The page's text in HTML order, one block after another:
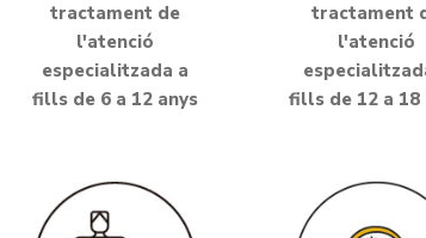
tractament de
l'atenció
especialitzada a
fills de 6 a 12 anys
tractament
l'atenció
fills de 12 a 18